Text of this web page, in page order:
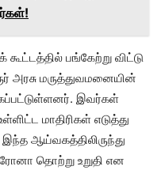
பங்கேற்று விட்டு
அரசு மருத்துவமனையின்
இவர்கள்
மாதிரிகள் எடுத்து
ஆய்வகத்திலிருந்து
தொற்று உறுதி என